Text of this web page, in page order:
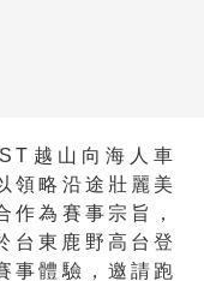
越山向海人車
領略沿途壯麗美
作為賽事宗旨，
台東鹿野高台登
事體驗，邀請跑